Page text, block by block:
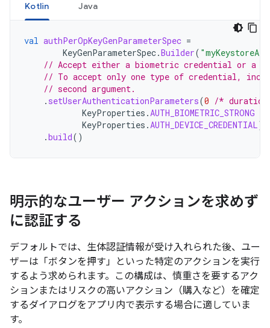
Kotlin Java
val authPerOpKeyGenParameterSpec =
KeyGenParameterSpec.Builder(
// Accept either a biometric credential or a
// To accept only one type of credential,
// second argument.
. setUserAuthenticationParameters(0 /*
KeyProperties .AUTH_BIOMETRIC_STRONG
KeyProperties .AUTH_DEVICE_CREDENTIAL)
.build()
明示的なユーザー アクションを求めず
に認証する
デフォルトでは、生体認証情報が受け入れられた後、ユー
ザーは「ボタンを押す」といった特定のアクションを実行
するよう求められます。この構成は、慎重さを要するアク
ションまたはリスクの高いアクション（購入など）を確定
するダイアログをアプリ内で表示する場合に適していま
す。